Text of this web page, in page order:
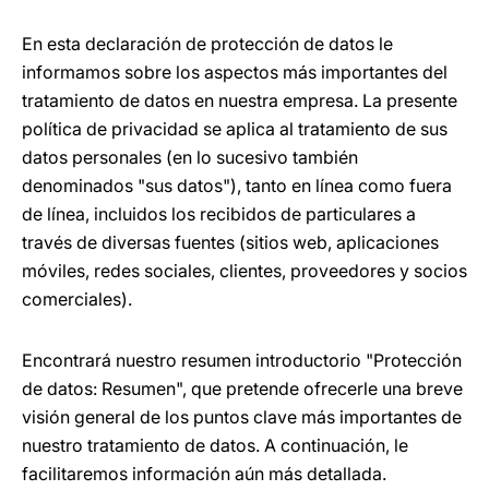
En esta declaración de protección de datos le
informamos sobre los aspectos más importantes del
tratamiento de datos en nuestra empresa. La presente
política de privacidad se aplica al tratamiento de sus
datos personales (en lo sucesivo también
denominados "sus datos"), tanto en línea como fuera
de línea, incluidos los recibidos de particulares a
través de diversas fuentes (sitios web, aplicaciones
móviles, redes sociales, clientes, proveedores y socios
comerciales).
Encontrará nuestro resumen introductorio "Protección
de datos: Resumen", que pretende ofrecerle una breve
visión general de los puntos clave más importantes de
nuestro tratamiento de datos. A continuación, le
facilitaremos información aún más detallada.